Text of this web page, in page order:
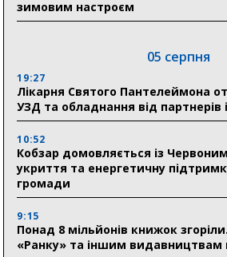
зимовим настроєм
05 серпня
19:27
Лікарня Святого Пантелеймона
УЗД та обладнання від партнерів
10:52
Кобзар домовляється із
укриття та енергетичну
громади
9:15
Понад 8 мільйонів книжок
«Ранку» та іншим видавництвам